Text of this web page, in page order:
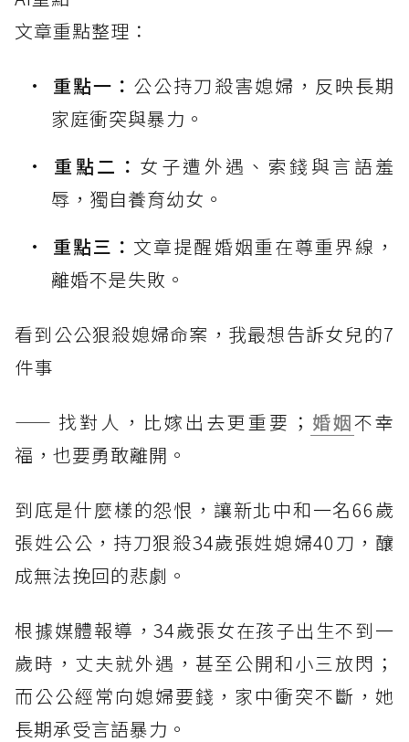
文章重點整理：
重點一： 公公持刀殺害媳婦，反映長期
家庭衝突與暴力。
重點二： 女子遭外遇、索錢與言語羞
辱，獨自養育幼女。
重點三： 文章提醒婚姻重在尊重界線，
離婚不是失敗。
看到公公狠殺媳婦命案，我最想告訴女兒的7
件事
—— 找對人，比嫁出去更重要； 婚姻不幸
福，也要勇敢離開。
到底是什麼樣的怨恨，讓新北中和一名66歲
張姓公公，持刀狠殺34歲張姓媳婦40刀，釀
成無法挽回的悲劇。
根據媒體報導，34歲張女在孩子出生不到一
歲時，丈夫就外遇，甚至公開和小三放閃；
而公公經常向媳婦要錢，家中衝突不斷，她
長期承受言語暴力。